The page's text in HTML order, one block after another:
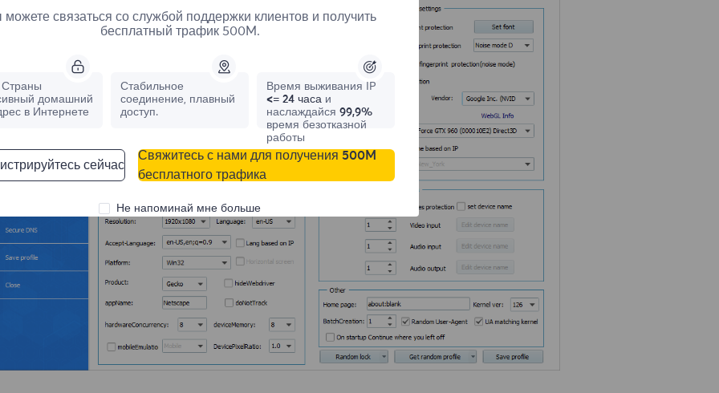
связаться со службой поддержки клиентов и получить
бесплатный трафик 500M.
домашний
в Интернете
Стабильное
соединение, плавный
доступ.
Время выживания IP
<= 24 часа и
наслаждайся 99,9%
время безотказной
работы
сейчас
Свяжитесь с нами для получения 500M
бесплатного трафика
Не напоминай мне больше